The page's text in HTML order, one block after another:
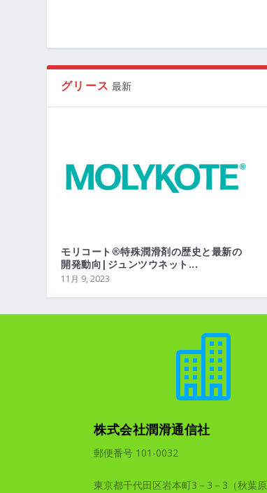
グリース 最新
モリコート®特殊潤滑剤の歴史と最新の
開発動向|ジュンツウネット...
11月 9, 2023

株式会社潤滑通信社
郵便番号 101-0032
東京都千代田区岩本町3－3－3（秋葉